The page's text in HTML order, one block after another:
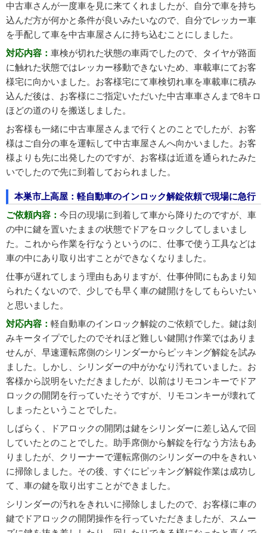
中古車さんが一度車を見に来てくれましたが、自分で車を持ち
込んだ方が何かと条件が良いみたいなので、自分でレッカー車
を手配して車を中古車屋さんに持ち込むことにしました。
対応内容： 車検が切れた状態の車両でしたので、タイヤが路面
に触れた状態ではレッカー移動できないため、車載車にてお客
様宅に向かいました。お客様宅にて車検切れ車を車載車に積み
込んだ後は、お客様にご指定いただいた中古車車さんまで8キロ
ほどの道のりを搬送しました。
お客様も一緒に中古車屋さんまで行くとのことでしたが、お客
様はご自分の車を運転して中古車屋さんへ向かいました。お客
様よりも先に出発したのですが、お客様は近道を通られたみた
いでしたので先に到着しておられました。
本巣市上高屋：軽自動車のインロック解錠依頼で現場に急行
ご依頼内容： 今日の現場に到着して車から降りたのですが、車
の中に鍵を置いたままの状態でドアをロックしてしまいまし
た。これから作業を行なうというのに、仕事で使う工具などは
車の中にあり取り出すことができなくなりました。
仕事が遅れてしまう理由もありますが、仕事仲間にもあまり知
られたくないので、少しでも早く車の鍵開けをしてもらいたい
と思いました。
対応内容： 軽自動車のインロック解錠のご依頼でした。鍵は刻
みキータイプでしたのでそれほど難しい鍵開け作業ではありま
せんが、早速運転席側のシリンダーからピッキング解錠を試み
ました。しかし、シリンダーの中がかなり汚れていました。お
客様から説明をいただきましたが、以前はリモコンキーでドア
ロックの開閉を行っていたそうですが、リモコンキーが壊れて
しまったということでした。
しばらく、ドアロックの開閉は鍵をシリンダーに差し込んで回
していたとのことでした。助手席側から解錠を行なう方法もあ
りましたが、クリーナーで運転席側のシリンダーの中をきれい
に掃除しました。その後、すぐにピッキング解錠作業は成功し
て、車の鍵を取り出すことができました。
シリンダーの汚れをきれいに掃除しましたので、お客様に車の
鍵でドアロックの開閉操作を行っていただきましたが、スムー